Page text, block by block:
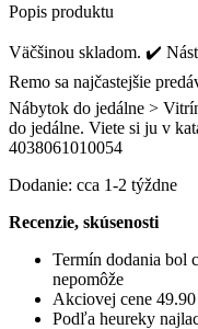
Popis produktu
Väčšinou skladom. ✔️
Remo sa najčastejšie
Nábytok do jedálne >
do jedálne. Viete si ju v
4038061010054
Dodanie: cca 1-2 týždne
Recenzie, skúsenosti
Termín dodania bol
nepomôže
Akciovej cene
Podľa heureky